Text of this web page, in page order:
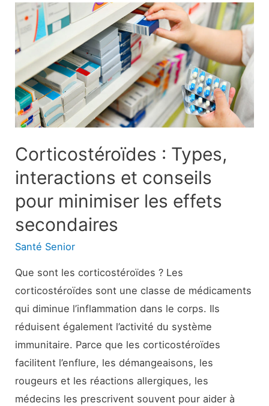
Corticostéroïdes : Types,
interactions et conseils
pour minimiser les effets
secondaires
Santé Senior
Que sont les corticostéroïdes ? Les
corticostéroïdes sont une classe de médicaments
qui diminue l’inflammation dans le corps. Ils
réduisent également l’activité du système
immunitaire. Parce que les corticostéroïdes
facilitent l’enflure, les démangeaisons, les
rougeurs et les réactions allergiques, les
médecins les prescrivent souvent pour aider à